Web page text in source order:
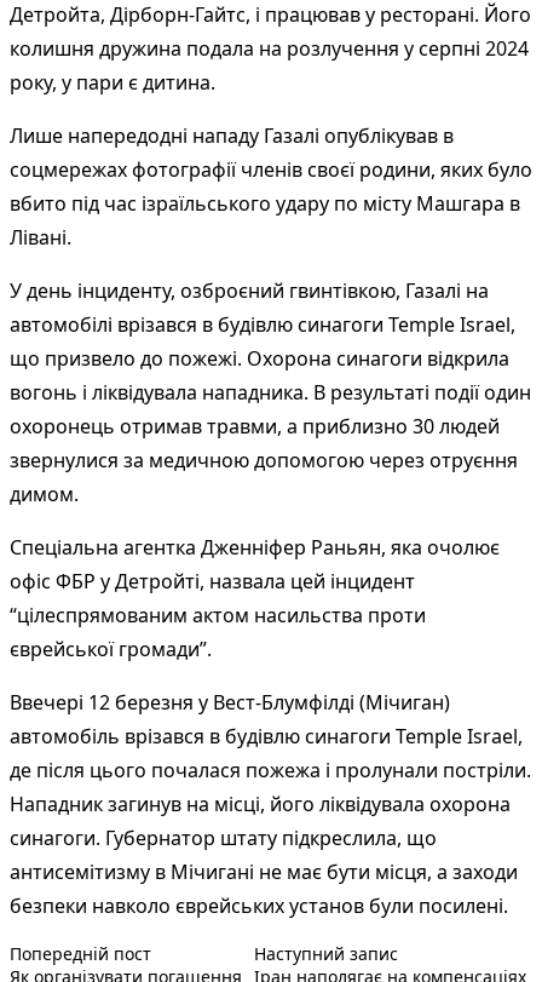
Детройта, Дірборн-Гайтс, і працював у ресторані. Його
колишня дружина подала на розлучення у серпні 2024
року, у пари є дитина.
Лише напередодні нападу Газалі опублікував в
соцмережах фотографії членів своєї родини, яких було
вбито під час ізраїльського удару по місту Машгара в
Лівані.
У день інциденту, озброєний гвинтівкою, Газалі на
автомобілі врізався в будівлю синагоги Temple Israel,
що призвело до пожежі. Охорона синагоги відкрила
вогонь і ліквідувала нападника. В результаті події один
охоронець отримав травми, а приблизно 30 людей
звернулися за медичною допомогою через отруєння
димом.
Спеціальна агентка Дженніфер Раньян, яка очолює
офіс ФБР у Детройті, назвала цей інцидент
“цілеспрямованим актом насильства проти
єврейської громади”.
Ввечері 12 березня у Вест-Блумфілді (Мічиган)
автомобіль врізався в будівлю синагоги Temple Israel,
де після цього почалася пожежа і пролунали постріли.
Нападник загинув на місці, його ліквідувала охорона
синагоги. Губернатор штату підкреслила, що
антисемітизму в Мічигані не має бути місця, а заходи
безпеки навколо єврейських установ були посилені.
Навігація
Попередній постПопередній запис:
Як організувати погашення
Наступний записНаступний пост :
Іран наполягає на компенсаціях